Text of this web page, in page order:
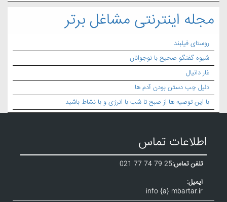
مجله اینترنتی مشاغل برتر
روستای فیلبند
شیوه گفتگو صحیح با نوجوانان
غار دانیال
دلیل چپ دستن بودن آدم ها
با این توصیه ها از صبح تا شب با انرژی و با نشاط باشید
اطلاعات تماس
تلفن تماس:021 77 74 79 25
ایمیل:
info {a} mbartar.ir